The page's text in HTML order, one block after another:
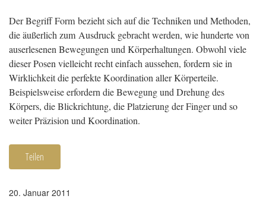
Der Begriff Form bezieht sich auf die Techniken und Methoden,
die äußerlich zum Ausdruck gebracht werden, wie hunderte von
auserlesenen Bewegungen und Körperhaltungen. Obwohl viele
dieser Posen vielleicht recht einfach aussehen, fordern sie in
Wirklichkeit die perfekte Koordination aller Körperteile.
Beispielsweise erfordern die Bewegung und Drehung des
Körpers, die Blickrichtung, die Platzierung der Finger und so
weiter Präzision und Koordination.
Teilen
20. Januar 2011